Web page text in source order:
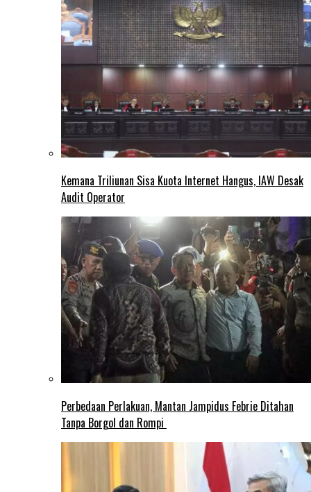
Kemana Triliunan Sisa Kuota Internet Hangus, IAW Desak
Audit Operator
Perbedaan Perlakuan, Mantan Jampidus Febrie Ditahan
Tanpa Borgol dan Rompi